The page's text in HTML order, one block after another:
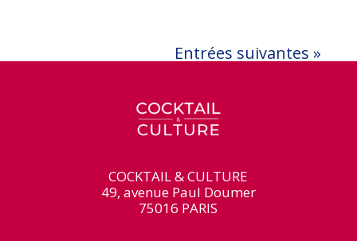
Entrées suivantes »
COCKTAIL & CULTURE
49, avenue Paul Doumer
75016 PARIS